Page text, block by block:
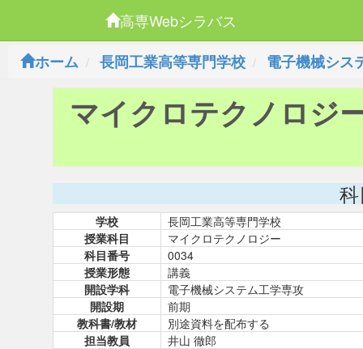
高専Webシラバス
ホーム
長岡工業高等専門学校 電子機械シス
マイクロテクノロジ
学校
長岡工業高等専門学校
授業科目
マイクロテクノロジー
科目番号
0034
授業形態
講義
開設学科
電子機械システム工学専攻
開設期
前期
教科書/教材
別途資料を配布する
担当教員
井山 徹郎